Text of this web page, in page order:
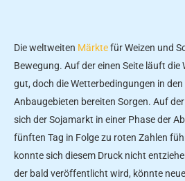
Die weltweiten Märktefür Weizen und
Bewegung. Auf der einen Seite läuft die
gut, doch die Wetterbedingungen in
Anbaugebieten bereiten Sorgen. Auf
sich der Sojamarkt in einer Phase der
fünften Tag in Folge zu roten Zahlen
konnte sich diesem Druck nicht
der bald veröffentlicht wird, könnte